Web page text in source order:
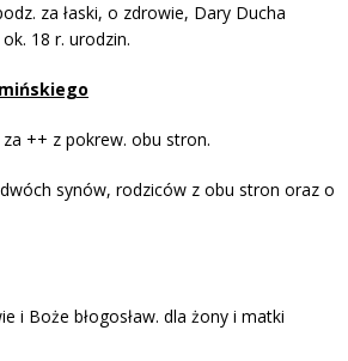
za łaski, o zdrowie, Dary Ducha
18 r. urodzin.
++ z pokrew. obu stron.
synów, rodziców z obu stron oraz o
i Boże błogosław. dla żony i matki